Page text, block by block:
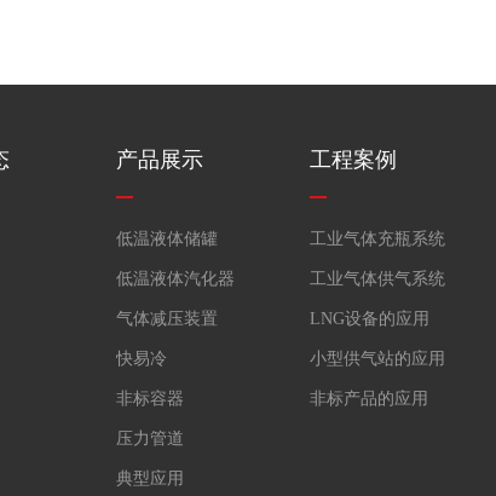
产品展示
低温液体储罐
低温液体汽化器
气体减压装置
快易冷
非标容器
压力管道
典型应用
工程案例
工业气体充瓶系统
工业气体供气系统
LNG设备的应用
小型供气站的应用
非标产品的应用